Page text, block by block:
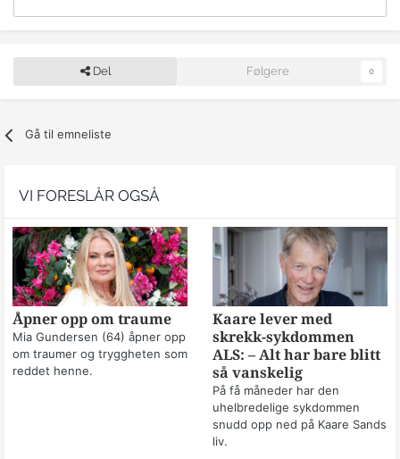
Del Følgere 0
Gå til emneliste
VI FORESLÅR OGSÅ
Åpner opp om traume
Mia Gundersen (64) åpner opp
om traumer og tryggheten som
reddet henne.
Kaare lever med
skrekk-sykdommen
ALS: – Alt har bare blitt
så vanskelig
På få måneder har den
uhelbredelige sykdommen
snudd opp ned på Kaare Sands
liv.